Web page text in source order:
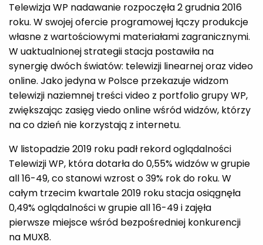
Telewizja WP nadawanie rozpoczęła 2 grudnia 2016
roku. W swojej ofercie programowej łączy produkcje
własne z wartościowymi materiałami zagranicznymi.
W uaktualnionej strategii stacja postawiła na
synergię dwóch światów: telewizji linearnej oraz video
online. Jako jedyna w Polsce przekazuje widzom
telewizji naziemnej treści video z portfolio grupy WP,
zwiększając zasięg viedo online wśród widzów, którzy
na co dzień nie korzystają z internetu.
W listopadzie 2019 roku padł rekord oglądalności
Telewizji WP, która dotarła do 0,55% widzów w grupie
all 16-49, co stanowi wzrost o 39% rok do roku. W
całym trzecim kwartale 2019 roku stacja osiągnęła
0,49% oglądalności w grupie all 16-49 i zajęła
pierwsze miejsce wśród bezpośredniej konkurencji
na MUX8.